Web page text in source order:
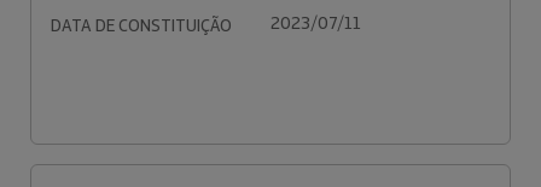
DATA DE CONSTITUIÇÃO 2023/07/11